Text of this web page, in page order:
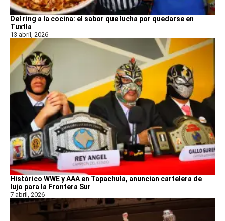
Del ring a la cocina: el sabor que lucha por quedarse en
Tuxtla
13 abril, 2026
Histórico WWE y AAA en Tapachula, anuncian cartelera de
lujo para la Frontera Sur
7 abril, 2026